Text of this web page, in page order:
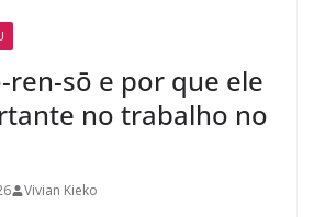
ren-sō e por que ele
no trabalho no
Vivian Kieko